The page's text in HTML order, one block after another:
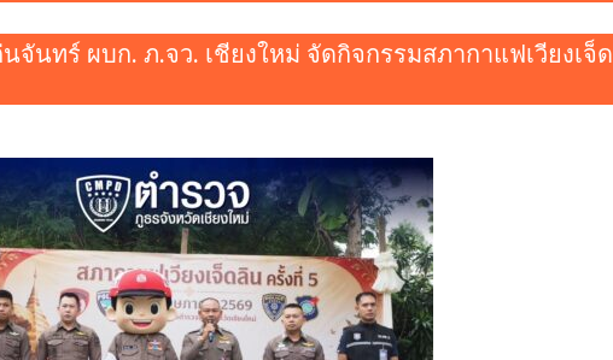
จันทร์ ผบก. ภ.จว. เชียงใหม่ จัดกิจกรรมสภากาแฟเวียงเจ็ด